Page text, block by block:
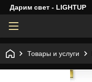
Дарим свет - LIGHTUP
Товары и услуги